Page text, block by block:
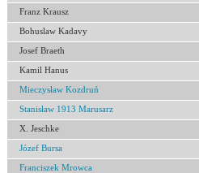
Franz Krausz
Bohuslaw Kadavy
Josef Braeth
Kamil Hanus
Mieczysław Kozdruń
Stanisław 1913 Marusarz
X. Jeschke
Józef Bursa
Franciszek Mrowca